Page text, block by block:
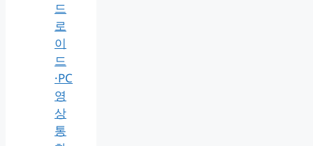
드
로
이
드
·PC
영
상
통